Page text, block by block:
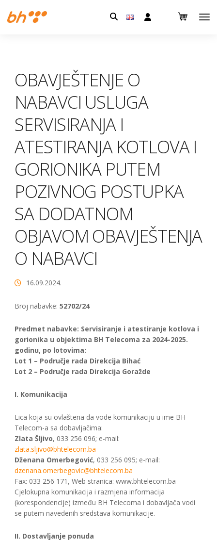
Pretraga:
OBAVJEŠTENJE O
NABAVCI USLUGA
SERVISIRANJA I
ATESTIRANJA KOTLOVA I
GORIONIKA PUTEM
POZIVNOG POSTUPKA
SA DODATNOM
OBJAVOM OBAVJEŠTENJA
O NABAVCI
16.09.2024.
Broj nabavke: 52702/24
Predmet nabavke: Servisiranje i atestiranje kotlova i
gorionika u objektima BH Telecoma za 2024-2025.
godinu, po lotovima:
Lot 1 – Područje rada Direkcija Bihać
Lot 2 – Područje rada Direkcija Goražde
I. Komunikacija
Lica koja su ovlaštena da vode komunikaciju u ime BH
Telecom-a sa dobavljačima:
Zlata Šljivo, 033 256 096; e-mail:
zlata.sljivo@bhtelecom.ba
Dženana Omerbegović, 033 256 095; e-mail:
dzenana.omerbegovic@bhtelecom.ba
Fax: 033 256 171, Web stranica: www.bhtelecom.ba
Cjelokupna komunikacija i razmjena informacija
(korespondencije) između BH Telecoma i dobavljača vodi
se putem navedenih sredstava komunikacije.
II. Dostavljanje ponuda